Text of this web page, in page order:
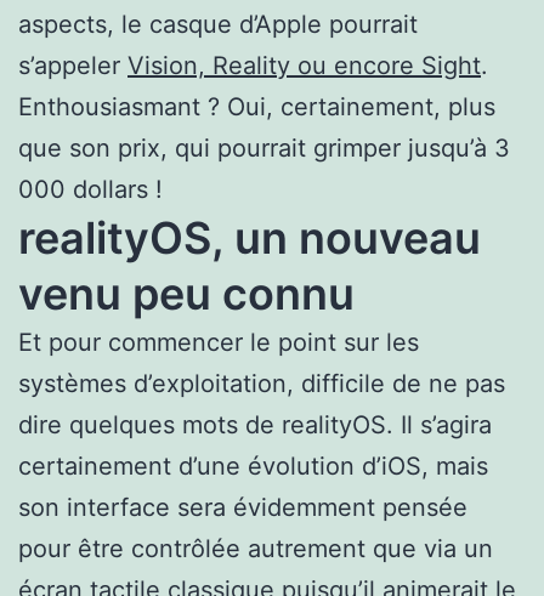
aspects, le casque d’Apple pourrait
s’appeler Vision, Reality ou encore Sight.
Enthousiasmant ? Oui, certainement, plus
que son prix, qui pourrait grimper jusqu’à 3
000 dollars !
realityOS, un nouveau
venu peu connu
Et pour commencer le point sur les
systèmes d’exploitation, difficile de ne pas
dire quelques mots de realityOS. Il s’agira
certainement d’une évolution d’iOS, mais
son interface sera évidemment pensée
pour être contrôlée autrement que via un
écran tactile classique puisqu’il animerait le